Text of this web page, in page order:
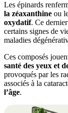
Les épinards
la zéaxanthine ou
oxydatif. Ce
certains signes de
maladies
Ces composés
santé des yeux et
provoqués par les
associés à la
l’âge.